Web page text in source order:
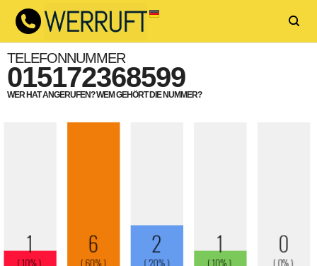
TELEFONNUMMER
015172368599
WER HAT ANGERUFEN? WEM GEHÖRT DIE NUMMER?